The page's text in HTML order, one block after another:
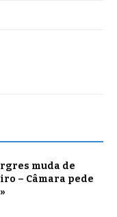
muda de
– Câmara pede